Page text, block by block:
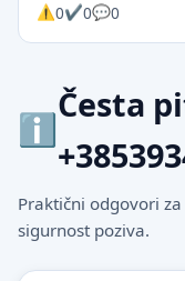
0 0 0
Česta
Praktični odgovori
sigurnost poziva.